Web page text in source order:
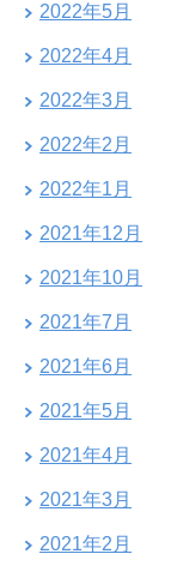
2022年5月
2022年4月
2022年3月
2022年2月
2022年1月
2021年12月
2021年10月
2021年7月
2021年6月
2021年5月
2021年4月
2021年3月
2021年2月